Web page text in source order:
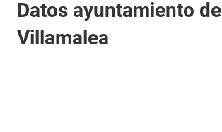
Datos ayuntamiento de
Villamalea